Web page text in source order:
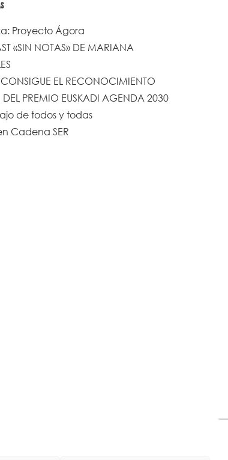
Proyecto Ágora
«SIN NOTAS» DE MARIANA
CONSIGUE EL RECONOCIMIENTO
DEL PREMIO EUSKADI AGENDA 2030
de todos y todas
Cadena SER